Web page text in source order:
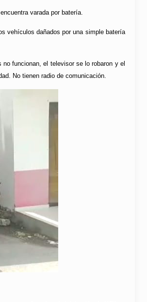
varada por batería.
vehículos dañados por una simple batería
funcionan, el televisor se lo robaron y el
No tienen radio de comunicación.